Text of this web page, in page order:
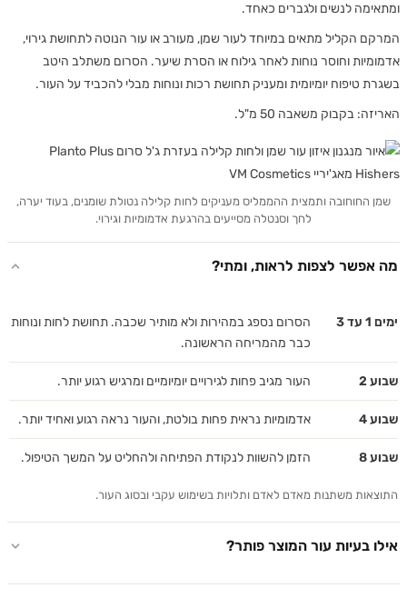
לנשים ולגברים כאחד.
הקליל מתאים במיוחד לעור שמן, מעורב או עור הנוטה לתחושת גירוי,
וחוסר נוחות לאחר גילוח או הסרת שיער. הסרום משתלב היטב
טיפוח יומיומית ומעניק תחושת רכות ונוחות מבלי להכביד על העור.
בקבוק משאבה 50 מ"ל.
החוחובה ותמצית ההממליס מעניקים לחות קלילה נטולת שומנים, בעוד יערה,
לחך וסנטלה מסייעים בהרגעת אדמומיות וגירוי.
לצפות לראות, ומתי?
הסרום נספג במהירות ולא מותיר שכבה. תחושת לחות ונוחות
כבר מהמריחה הראשונה.
2 העור מגיב פחות לגירויים יומיומיים ומרגיש רגוע יותר.
4 אדמומיות נראית פחות בולטת, והעור נראה רגוע ואחיד יותר.
8 הזמן להשוות לנקודת הפתיחה ולהחליט על המשך הטיפול.
משתנות מאדם לאדם ותלויות בשימוש עקבי ובסוג העור.
בעיות עור המוצר פותר?